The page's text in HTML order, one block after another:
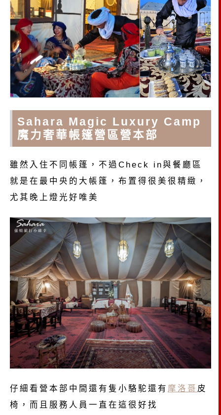
Sahara Magic Luxury Camp
魔力奢華帳篷營區營本部
雖然入住不同帳篷，不過Check in與餐廳區
就是在最中央的大帳篷，布置得很美很精緻，
尤其晚上燈光好唯美
仔細看營本部中間還有隻小駱駝還有 摩洛哥 皮
椅，而且服務人員一直在這很好找